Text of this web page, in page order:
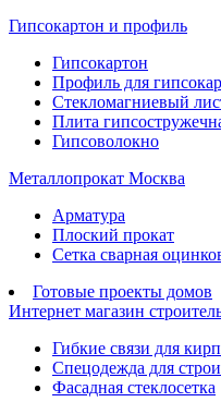
Гипсокартон и профиль
Гипсокартон
Профиль для
Стекломагниевый
Плита
Гипсоволокно
Металлопрокат Москва
Арматура
Плоский прокат
Сетка сварная
Готовые проекты домов
Интернет магазин
Гибкие связи для
Спецодежда для
Фасадная стеклосетка